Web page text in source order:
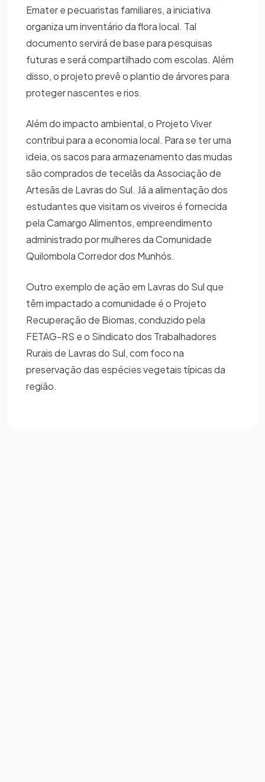
Emater e pecuaristas familiares, a iniciativa
organiza um inventário da flora local. Tal
documento servirá de base para pesquisas
futuras e será compartilhado com escolas. Além
disso, o projeto prevê o plantio de árvores para
proteger nascentes e rios.
Além do impacto ambiental, o Projeto Viver
contribui para a economia local. Para se ter uma
ideia, os sacos para armazenamento das mudas
são comprados de tecelãs da Associação de
Artesãs de Lavras do Sul. Já a alimentação dos
estudantes que visitam os viveiros é fornecida
pela Camargo Alimentos, empreendimento
administrado por mulheres da Comunidade
Quilombola Corredor dos Munhós.
Outro exemplo de ação em Lavras do Sul que
têm impactado a comunidade é o Projeto
Recuperação de Biomas, conduzido pela
FETAG-RS e o Sindicato dos Trabalhadores
Rurais de Lavras do Sul, com foco na
preservação das espécies vegetais típicas da
região.